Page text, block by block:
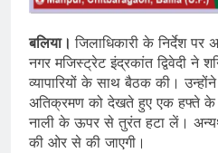
बलिया।जिलाधिकारी के निर्देश पर
नगर मजिस्ट्रेट इंद्रकांत द्विवेदी ने
व्यापारियों के साथ बैठक की।
अतिक्रमण को देखते हुए एक हफ्ते
नाली के ऊपर से तुरंत हटा लें।
की ओर से की जाएगी।